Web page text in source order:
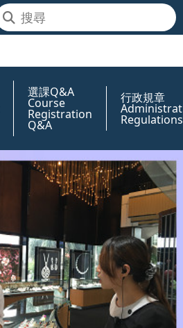
選課Q&A
Course
Registration
Q&A
行政規章
Regulations